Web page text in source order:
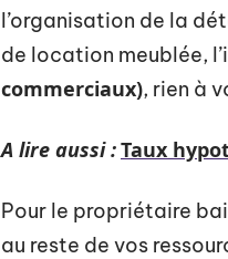
l’organisation de la
de location meublée,
commerciaux), rien à
A lire aussi :Taux
Pour le propriétaire
au reste de vos